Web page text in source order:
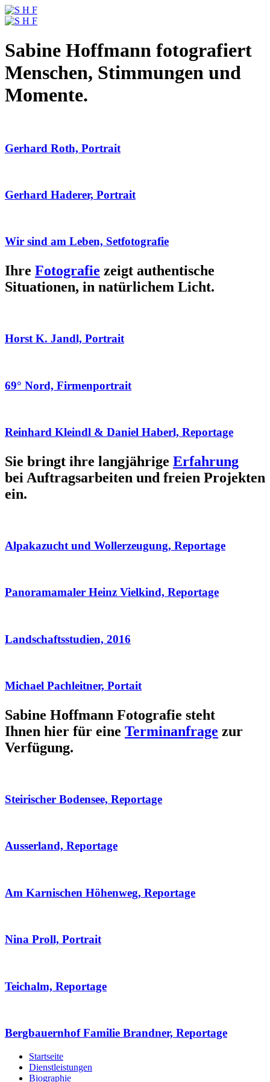
Sabine Hoffmann fotografiert
Menschen, Stimmungen und
Momente.
Gerhard Roth, Portrait
Gerhard Haderer, Portrait
Wir sind am Leben, Setfotografie
Ihre Fotografie zeigt authentische
Situationen, in natürlichem Licht.
Horst K. Jandl, Portrait
69° Nord, Firmenportrait
Reinhard Kleindl & Daniel Haberl, Reportage
Sie bringt ihre langjährige Erfahrung
bei Auftragsarbeiten und freien Projekten
ein.
Alpakazucht und Wollerzeugung, Reportage
Panoramamaler Heinz Vielkind, Reportage
Landschaftsstudien, 2016
Michael Pachleitner, Portait
Sabine Hoffmann Fotografie steht
Ihnen hier für eine Terminanfrage zur
Verfügung.
Steirischer Bodensee, Reportage
Ausserland, Reportage
Am Karnischen Höhenweg, Reportage
Nina Proll, Portrait
Teichalm, Reportage
Bergbauernhof Familie Brandner, Reportage
Startseite
Dienstleistungen
Biographie